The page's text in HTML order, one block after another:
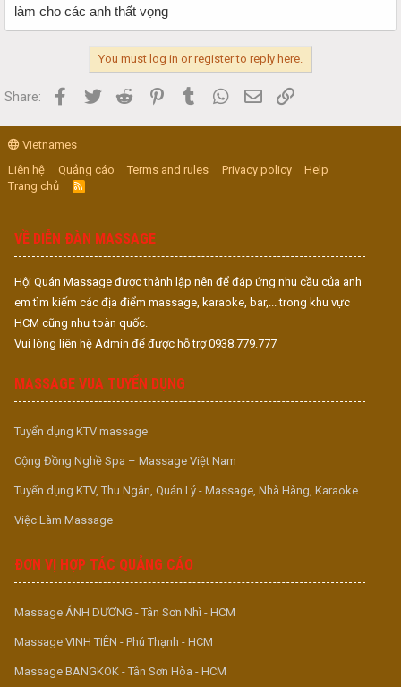
làm cho các anh thất vọng
You must log in or register to reply here.
Share: Facebook
Twitter Reddit PinterestTumblr WhatsApp
Email
Vietnames
Liên hệ
Quảng cáo Terms and rules Privacy policy
Help
Trang chủ
R
S
VỀ DIỄN ĐÀN MASSAGE
Hội Quán Massage được thành lập nên để đáp ứng nhu cầu của anh
em tìm kiếm các địa điểm massage, karaoke, bar,... trong khu vực
HCM cũng như toàn quốc.
Vui lòng liên hệ Admin để được hỗ trợ 0938.779.777
MASSAGE VUA TUYỂN DỤNG
Tuyển dụng KTV massage
Cộng Đồng Nghề Spa – Massage Việt Nam
Tuyển dụng KTV, Thu Ngân, Quản Lý - Massage, Nhà Hàng, Karaoke
Việc Làm Massage
ĐƠN VỊ HỢP TÁC QUẢNG CÁO
Massage ÁNH DƯƠNG - Tân Sơn Nhì - HCM
Massage VINH TIÊN - Phú Thạnh - HCM
Massage BANGKOK - Tân Sơn Hòa - HCM